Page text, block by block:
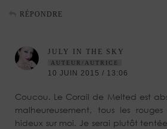
RÉPONDRE
JULY IN THE SKY
AUTEUR/AUTRICE
10 JUIN 2015 / 13:06
Coucou. Le Corail de Melted est
malheureusement, tous les
hideux sur moi. Je serai plutôt